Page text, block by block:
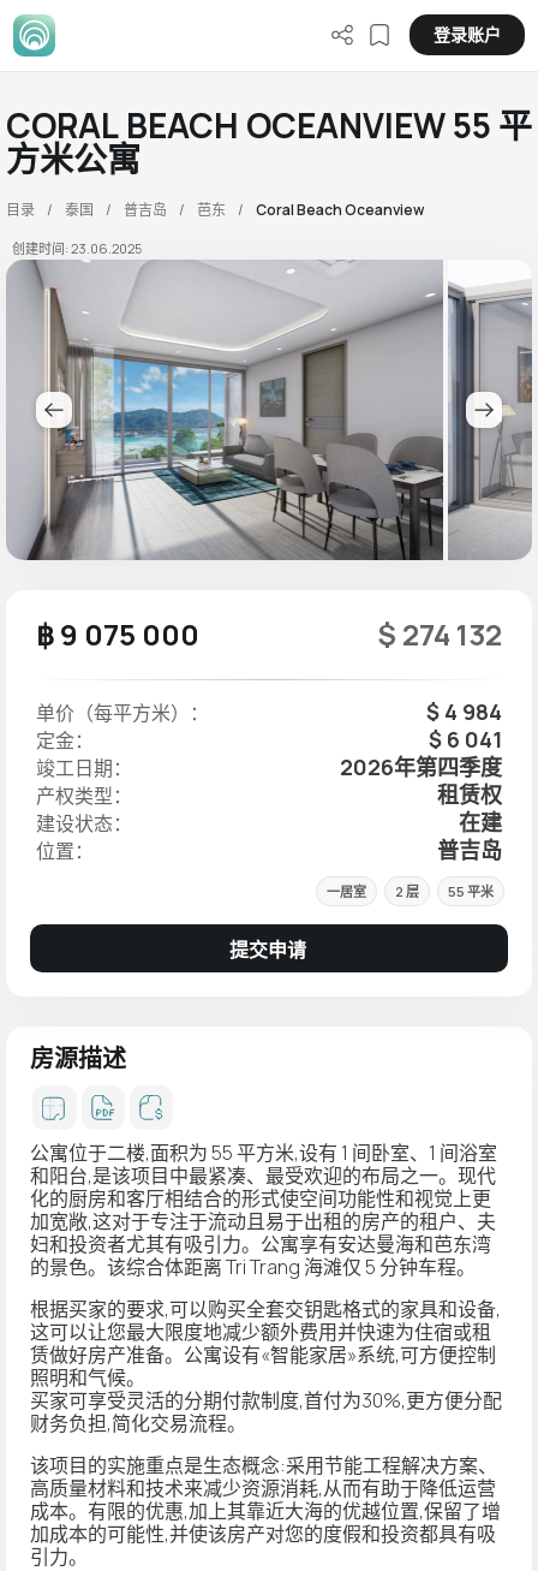
登录账户
CORAL BEACH OCEANVIEW 55 平
方米公寓
目录 泰国 普吉岛 芭东 Coral Beach Oceanview
创建时间: 23.06.2025
฿ 9 075 000 $ 274 132
单价（每平方米）： $ 4 984
定金： $ 6 041
竣工日期： 2026年第四季度
产权类型： 租赁权
建设状态： 在建
位置： 普吉岛
一居室 2 层 55 平米
提交申请
房源描述
公寓位于二楼,面积为 55 平方米,设有 1 间卧室、1 间浴室
和阳台,是该项目中最紧凑、最受欢迎的布局之一。现代
化的厨房和客厅相结合的形式使空间功能性和视觉上更
加宽敞,这对于专注于流动且易于出租的房产的租户、夫
妇和投资者尤其有吸引力。公寓享有安达曼海和芭东湾
的景色。该综合体距离 Tri Trang 海滩仅 5 分钟车程。
根据买家的要求,可以购买全套交钥匙格式的家具和设备,
这可以让您最大限度地减少额外费用并快速为住宿或租
赁做好房产准备。公寓设有«智能家居»系统,可方便控制
照明和气候。
买家可享受灵活的分期付款制度,首付为30%,更方便分配
财务负担,简化交易流程。
该项目的实施重点是生态概念:采用节能工程解决方案、
高质量材料和技术来减少资源消耗,从而有助于降低运营
成本。有限的优惠,加上其靠近大海的优越位置,保留了增
加成本的可能性,并使该房产对您的度假和投资都具有吸
引力。